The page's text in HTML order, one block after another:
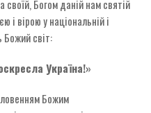
своїй, Богом даній нам святій
і вірою у національній і
Божий світ:
Україна!»
Божим